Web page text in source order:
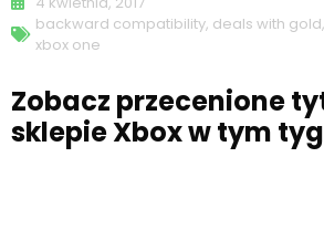
backward compatibility, deals with gold,
xbox one
Zobacz przecenione
sklepie Xbox w tym